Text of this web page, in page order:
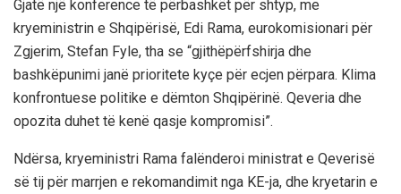
Gjatë një konference të përbashkët për shtyp, me
kryeministrin e Shqipërisë, Edi Rama, eurokomisionari për
Zgjerim, Stefan Fyle, tha se “gjithëpërfshirja dhe
bashkëpunimi janë prioritete kyçe për ecjen përpara. Klima
konfrontuese politike e dëmton Shqipërinë. Qeveria dhe
opozita duhet të kenë qasje kompromisi”.
Ndërsa, kryeministri Rama falënderoi ministrat e Qeverisë
së tij për marrjen e rekomandimit nga KE-ja, dhe kryetarin e